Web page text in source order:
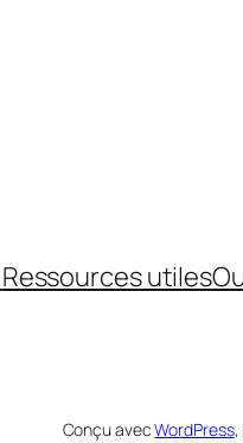
Ressources utiles
Conçu avecWordPress,